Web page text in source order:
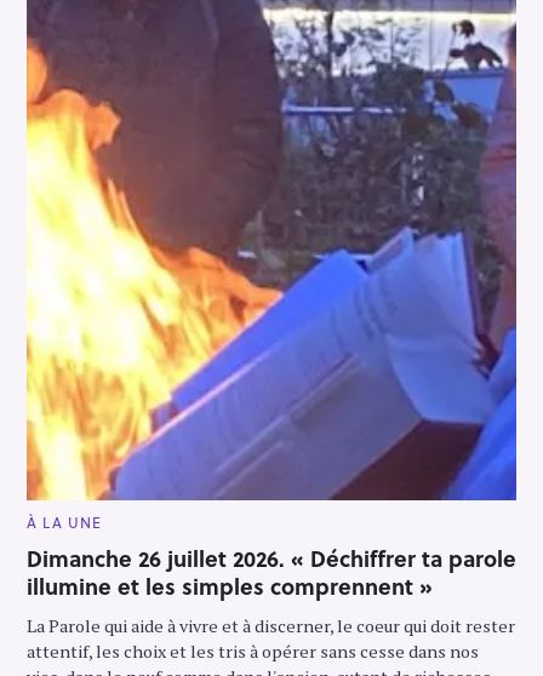
M
I
N
C
A
E
G
O
À LA UNE
Dimanche 26 juillet 2026. « Déchiffrer ta parole
illumine et les simples comprennent »
La Parole qui aide à vivre et à discerner, le coeur qui doit rester
attentif, les choix et les tris à opérer sans cesse dans nos